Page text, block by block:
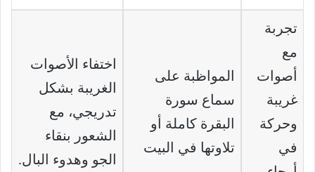
تجربة
مع
أصوات
غريبة
وحركة
في
المواظبة على
سماع سورة
البقرة كاملة أو
تلاوتها في البيت
اختفاء الأصوات
الغريبة بشكل
تدريجي، مع
الشعور بنقاء
الجو وهدوء البال.